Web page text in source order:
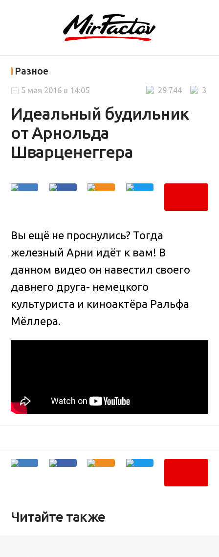
Разное
Идеальный будильник
от Арнольда
Шварценеггера
3
29 744
5 мая 2016 в 14:05
Вы ещё не проснулись? Тогда
железный Арни идёт к вам! В
данном видео он навестил своего
давнего друга- немецкого
культуриста и киноактёра Ральфа
Мёллера.
Читайте также